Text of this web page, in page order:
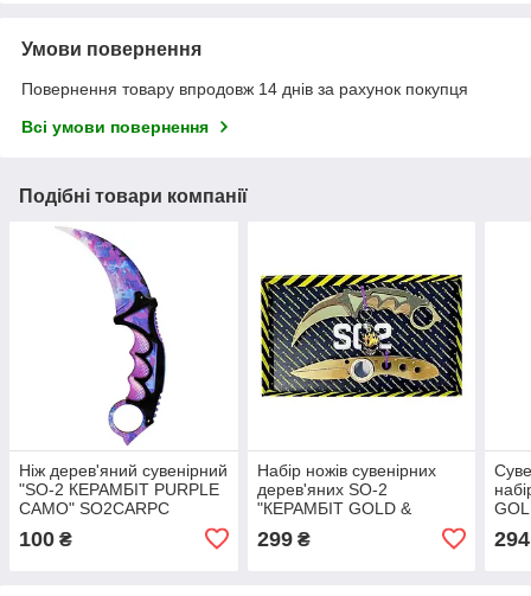
Умови повернення
Повернення товару впродовж 14 днів за рахунок покупця
Всі умови повернення
Подібні товари компанії
Ніж дерев'яний сувенірний
"SO-2 КЕРАМБІТ PURPLE
CAMO" SO2CARPC
100 ₴
Набір ножів сувенірних
дерев'яних SO-2
"КЕРАМБІТ GOLD &
SO2-7-B
299₴ 294